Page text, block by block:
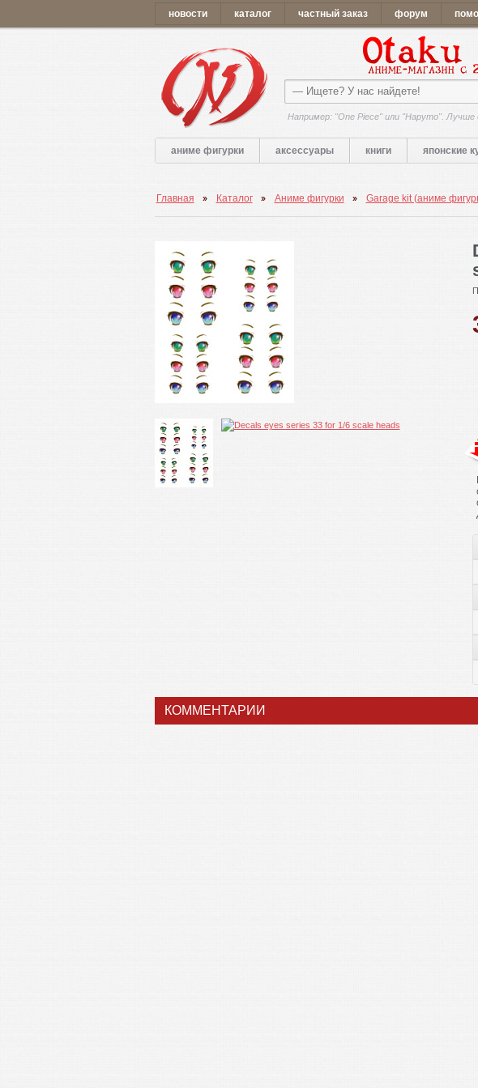
новости каталог частный заказ форум
Например: "One Piece" или "Наруто". Лучше
аниме фигурки
аксессуары книги японские
Главная Каталог Аниме фигурки Garage kit (аниме
КОММЕНТАРИИ